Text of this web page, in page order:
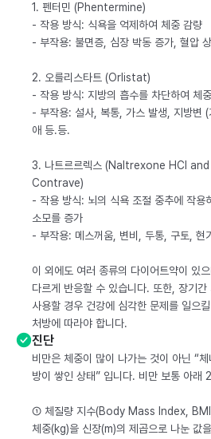
1. 펜터민 (Phentermine)
- 작용 방식: 식욕을 억제하여 체중 감량
- 부작용: 불면증, 심장 박동 증가, 혈압
2. 오를리스타트 (Orlistat)
- 작용 방식: 지방의 흡수를 차단하여 체
- 부작용: 설사, 복통, 가스 발생, 지방변
애 등.등.
3. 나트르르렉스 (Naltrexone HCl
Contrave)
- 작용 방식: 뇌의 식욕 조절 중추에 작용
소모를 증가
- 부작용: 메스꺼움, 변비, 두통, 구토, 현
이 외에도 여러 종류의 다이어트약이 있
다르게 반응할 수 있습니다. 또한, 장기
사용할 경우 건강에 심각한 문제를 일으
처방에 따라야 합니다.
진단
비만은 체중이 많이 나가는 것이 아닌 “
방이 쌓인 상태” 입니다. 비만 보통 아래
① 체질량 지수(Body Mass Index,
체중(kg)을 신장(m)의 제곱으로 나눈 값